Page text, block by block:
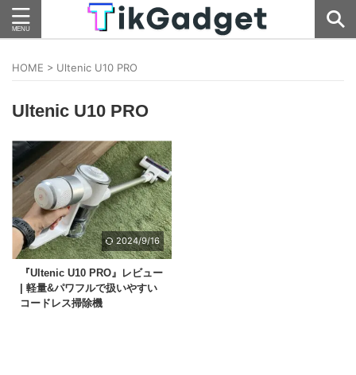
HOME > Ultenic U10 PRO
Ultenic U10 PRO
2024/9/16
『Ultenic U10 PRO』レビュー
| 軽量&パワフルで扱いやすい
コードレス掃除機